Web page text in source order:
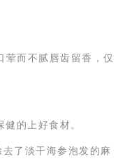
而不腻唇齿留香，仅
的上好食材。
了淡干海参泡发的麻